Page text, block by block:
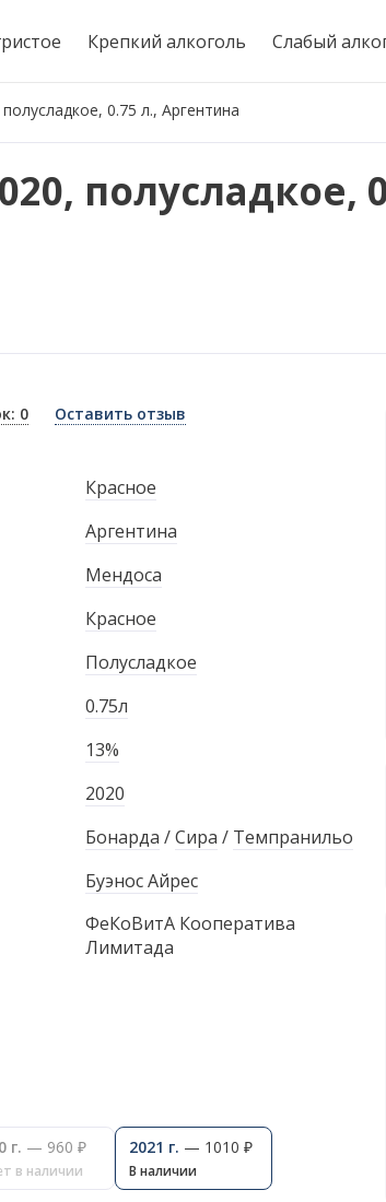
Крепкий алкоголь Слабый
0.75 л., Аргентина
полусладкое,
0 Оставить отзыв
Красное
Аргентина
Мендоса
Красное
Полусладкое
0.75л
13%
2020
Бонарда /Сира / Темпранильо
Буэнос Айрес
ФеКоВитА Кооператива
Лимитада
г. — 960 ₽
в наличии
2021 г. — 1010 ₽
В наличии